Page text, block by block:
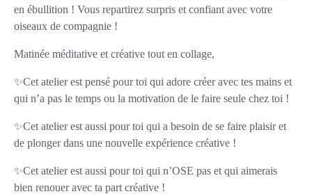
en ébullition ! Vous repartirez surpris et confiant avec votre
oiseaux de compagnie !
Matinée méditative et créative tout en collage,
✨Cet atelier est pensé pour toi qui adore créer avec tes mains et
qui n’a pas le temps ou la motivation de le faire seule chez toi !
✨Cet atelier est aussi pour toi qui a besoin de se faire plaisir et
de plonger dans une nouvelle expérience créative !
✨Cet atelier est aussi pour toi qui n’OSE pas et qui aimerais
bien renouer avec ta part créative !